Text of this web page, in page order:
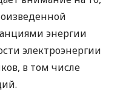
энергии
электроэнергии
в том числе